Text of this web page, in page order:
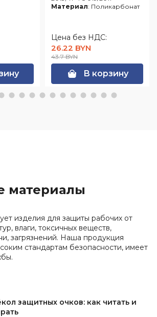
Материал: Поликарбонат
Цена без НДС:
26.22 BYN
43.7 BYN
В корзину
материалы
изделия для защиты рабочих от
влаги, токсичных веществ,
загрязнений. Наша продукция
стандартам безопасности, имеет
защитных очков: как читать и